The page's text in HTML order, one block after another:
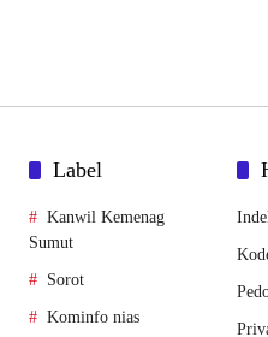
Label
Kanwil Kemenag
Sumut
Sorot
Kominfo nias